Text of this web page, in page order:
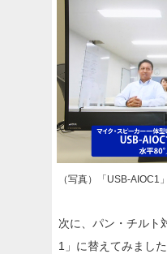
（写真）「USB-AIOC1
次に、パン・チルト
1」に替えてみまし